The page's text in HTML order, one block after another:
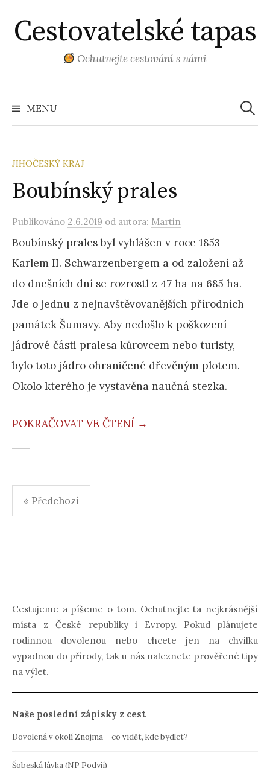
k
obsahu
Cestovatelské tapas
Ochutnejte cestování s námi
MENU
JIHOČESKÝ KRAJ
Boubínský prales
Publikováno 2.6.2019 od autora: Martin
Boubínský prales byl vyhlášen v roce 1853
Karlem II. Schwarzenbergem a od založení až
do dnešních dní se rozrostl z 47 ha na 685 ha.
Jde o jednu z nejnavštěvovanějších přírodních
památek Šumavy. Aby nedošlo k poškození
jádrové části pralesa kůrovcem nebo turisty,
bylo toto jádro ohraničené dřevěným plotem.
Okolo kterého je vystavěna naučná stezka.
POKRAČOVAT VE ČTENÍ →
Navigace
pro
« Předchozí
Cestujeme a píšeme o tom. Ochutnejte ta nejkrásnější
místa z České republiky i Evropy. Pokud plánujete
rodinnou dovolenou nebo chcete jen na chvilku
vypadnou do přírody, tak u nás naleznete prověřené tipy
na výlet.
Naše poslední zápisky z cest
Dovolená v okolí Znojma – co vidět, kde bydlet?
Šobeská lávka (NP Podyjí)